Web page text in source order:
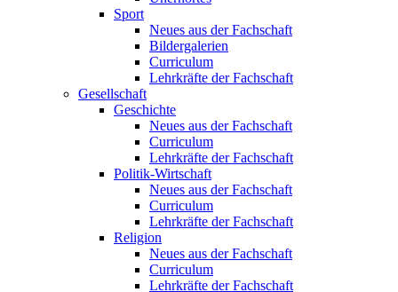
Sport
Neues aus der Fachschaft
Bildergalerien
Curriculum
Lehrkräfte der Fachschaft
Gesellschaft
Geschichte
Neues aus der Fachschaft
Curriculum
Lehrkräfte der Fachschaft
Politik-Wirtschaft
Neues aus der Fachschaft
Curriculum
Lehrkräfte der Fachschaft
Religion
Neues aus der Fachschaft
Curriculum
Lehrkräfte der Fachschaft